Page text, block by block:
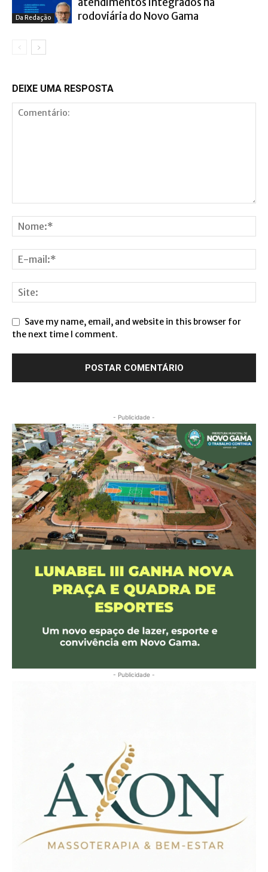
Da Redação
rodoviária do Novo Gama
DEIXE UMA RESPOSTA
Save my name, email, and website in this browser for
the next time I comment.
- Publicidade -
- Publicidade -